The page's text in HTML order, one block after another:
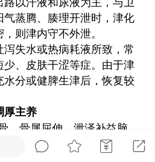
（HAi） 2
营卫通：内经视角
胃调养要义
蒸腾、腠理开泄时，津化
则津内守不外泄。
失水或热病耗液所致，常
少、皮肤干涩等症。由于津
水分或健脾生津后，恢复较
厚主养
，骨属屈伸，泄泽补益脑
”——“谷入气满”指水谷精微